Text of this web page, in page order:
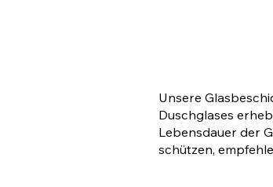
Unsere
Duschglases
Lebensdauer der
schützen,